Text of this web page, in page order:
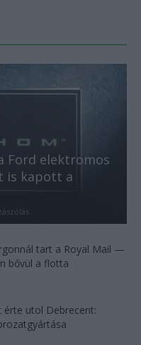
Ford elektromos
is kapott a
tart a Royal Mail —
bővül a flotta
érte utol Debrecent: